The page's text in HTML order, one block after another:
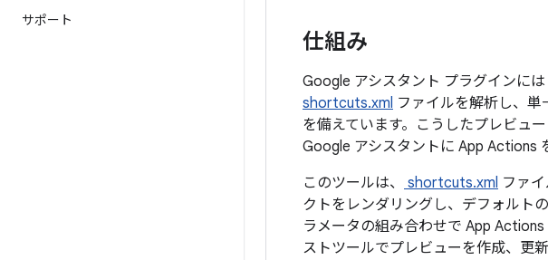
サポート
仕組み
Google アシスタント プラグインに
shortcuts.xml ファイルを解析し、
を備えています。こうしたプレビュ
Google アシスタントに App Actions
このツールは、
shortcuts.xml ファ
クトをレンダリングし、デフォルト
ラメータの組み合わせで App
ストツールでプレビューを作成、更